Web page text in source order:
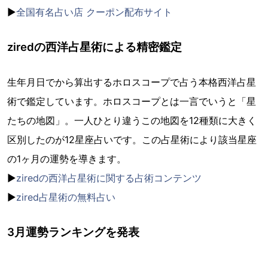
▶︎全国有名占い店 クーポン配布サイト
ziredの西洋占星術による精密鑑定
生年月日でから算出するホロスコープで占う本格西洋占星
術で鑑定しています。ホロスコープとは一言でいうと「星
たちの地図」。一人ひとり違うこの地図を12種類に大きく
区別したのが12星座占いです。この占星術により該当星座
の1ヶ月の運勢を導きます。
▶︎ziredの西洋占星術に関する占術コンテンツ
▶︎zired占星術の無料占い
3月運勢ランキングを発表